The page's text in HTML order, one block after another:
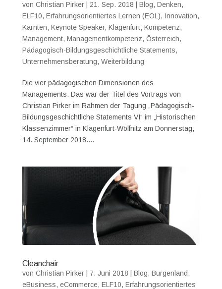
von Christian Pirker| 21. Sep. 2018 Blog, Denken,
ELF10, Erfahrungsorientiertes Lernen (EOL), Innovation,
Kärnten, Keynote Speaker, Klagenfurt, Kompetenz,
Management, Managementkompetenz, Österreich,
Pädagogisch-Bildungsgeschichtliche Statements,
Unternehmensberatung, Weiterbildung
Die vier pädagogischen Dimensionen des
Managements. Das war der Titel des Vortrags von
Christian Pirker im Rahmen der Tagung „Pädagogisch-
Bildungsgeschichtliche Statements VI“ im „Historischen
Klassenzimmer“ in Klagenfurt-Wölfnitz am Donnerstag,
14. September 2018....
Cleanchair
von Christian Pirker| 7. Juni 2018 Blog, Burgenland,
eBusiness, eCommerce, ELF10, Erfahrungsorientiertes